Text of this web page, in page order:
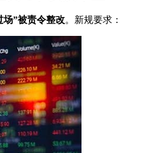
场”被责令整改。新规要求：